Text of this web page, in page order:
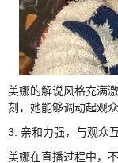
美娜的解说风格充满
刻，她能够调动起观
3. 亲和力强，与观众
美娜在直播过程中，